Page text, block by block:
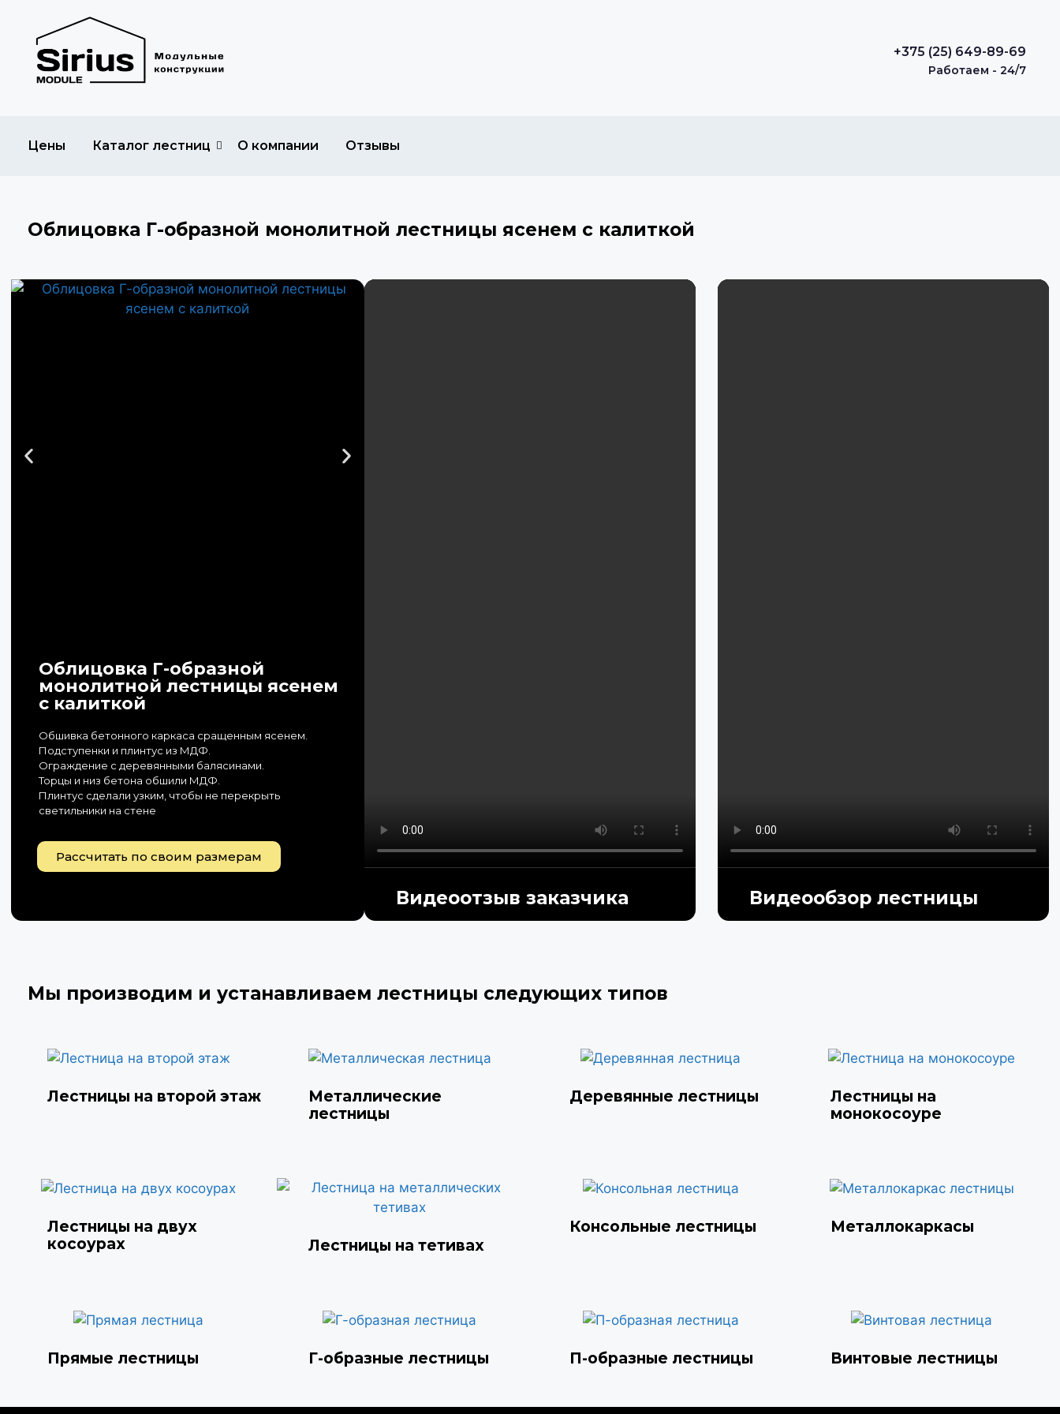
+375 (25) 649-89-69
Работаем - 24/7
Цены Каталог лестниц О компании Отзывы
Облицовка Г-образной монолитной лестницы ясенем с калиткой
Облицовка Г-образной
монолитной лестницы ясенем
с калиткой
Обшивка бетонного каркаса сращенным ясенем.
Подступенки и плинтус из МДФ.
Ограждение с деревянными балясинами.
Торцы и низ бетона обшили МДФ.
Плинтус сделали узким, чтобы не перекрыть
светильники на стене
Рассчитать по своим размерам
Видеоотзыв заказчика Видеообзор лестницы
Мы производим и устанавливаем лестницы следующих типов
Лестницы на второй этаж
Металлические
лестницы
Деревянные лестницы
Лестницы на
монокосоуре
Лестницы на двух
косоурах
Лестницы на тетивах
Консольные лестницы Металлокаркасы
Прямые лестницы Г-образные лестницы П-образные лестницы Винтовые лестницы